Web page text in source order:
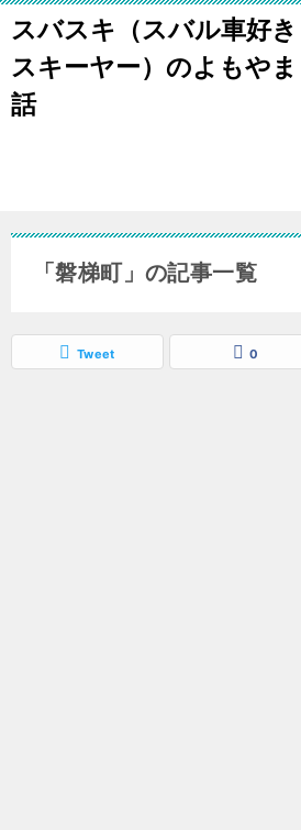
スバスキ（スバル車好き
スキーヤー）のよもやま
話
「磐梯町」の記事一覧
Tweet 0